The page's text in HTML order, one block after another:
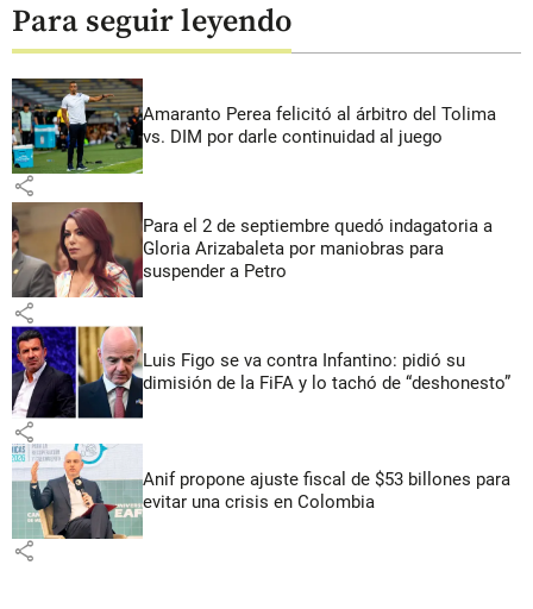
Para seguir leyendo
Amaranto Perea felicitó al árbitro del Tolima
vs. DIM por darle continuidad al juego
share
Para el 2 de septiembre quedó indagatoria a
Gloria Arizabaleta por maniobras para
suspender a Petro
share
Luis Figo se va contra Infantino: pidió su
dimisión de la FiFA y lo tachó de “deshonesto”
share
Anif propone ajuste fiscal de $53 billones para
evitar una crisis en Colombia
share